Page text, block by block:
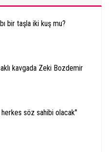
bir taşla iki kuş mu?
kavgada Zeki Bozdemir
herkes söz sahibi olacak''